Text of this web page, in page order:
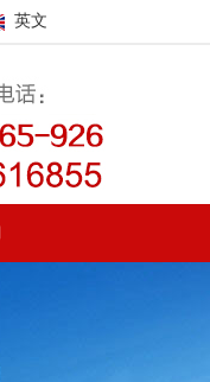
英文